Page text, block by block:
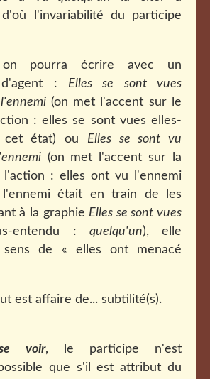
d'où l'invariabilité du participe
pourra écrire avec un
d'agent : Elles se sont vues
(on met l'accent sur le
: elles se sont vues elles-
cet état) ou Elles se sont vu
(on met l'accent sur la
l'action : elles ont vu l'ennemi
l'ennemi était en train de les
à la graphie Elles se sont vues
entendu : quelqu'un), elle
sens de « elles ont menacé
est affaire de... subtilité(s).
voir, le participe n'est
que s'il est attribut du